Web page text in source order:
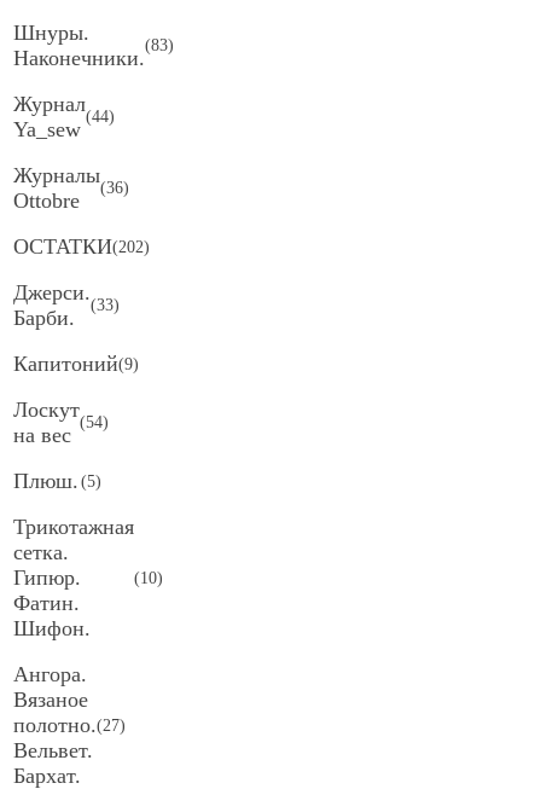
Шнуры.
Наконечники.
(83)
Журнал
Ya_sew
(44)
Журналы
Ottobre
(36)
ОСТАТКИ(202)
Джерси.
Барби.
(33)
Капитоний(9)
Лоскут
на вес
(54)
Плюш. (5)
Трикотажная
сетка.
Гипюр.
Фатин.
Шифон.
(10)
Ангора.
Вязаное
полотно.
Вельвет.
Бархат.
(27)